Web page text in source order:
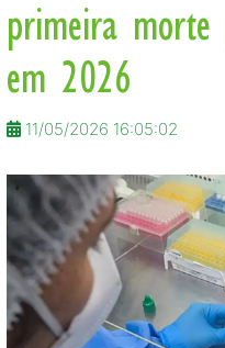
primeira
em 2026
11/05/2026 16:05:02